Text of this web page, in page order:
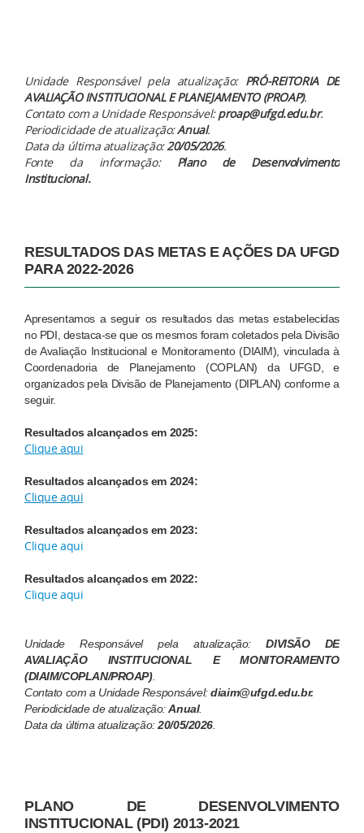
Unidade Responsável pela atualização: PRÓ-REITORIA DE
AVALIAÇÃO INSTITUCIONAL E PLANEJAMENTO(PROAP).
Contato com a Unidade Responsável:proap@ufgd.edu.br.
Periodicidade de atualização:Anual.
Data da última atualização:20/05/2026.
Fonte da informação: Plano de Desenvolvimento
Institucional.
RESULTADOS DAS METAS E AÇÕES DA UFGD
PARA 2022-2026
Apresentamos a seguir os resultados das metas estabelecidas
no PDI, destaca-se que os mesmos foram coletados pela Divisão
de Avaliação Institucional e Monitoramento (DIAIM), vinculada à
Coordenadoria de Planejamento (COPLAN) da UFGD,e
organizados pela Divisão de Planejamento (DIPLAN) conforme a
seguir.
Resultados alcançados em 2025:
Clique aqui
Resultados alcançados em 2024:
Clique aqui
Resultados alcançados em 2023:
Clique aqui
Resultados alcançados em 2022:
Clique aqui
Unidade Responsável pela atualização:
DIVISÃO DE
AVALIAÇÃO INSTITUCIONAL E MONITORAMENTO
(DIAIM/COPLAN/PROAP).
Contato com a Unidade Responsável:diaim@ufgd.edu.br.
Periodicidade de atualização:Anual.
Data da última atualização:20/05/2026
PLANO DE DESENVOLVIMENTO
INSTITUCIONAL (PDI) 2013-2021